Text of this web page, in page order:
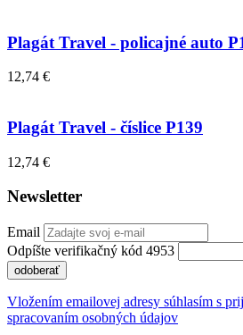
Plagát Travel - policajné auto
12,74 €
Plagát Travel - číslice P139
12,74 €
Newsletter
Email
Odpíšte verifikačný kód 4953
odoberať
Vložením emailovej adresy súhlasím s
spracovaním osobných údajov